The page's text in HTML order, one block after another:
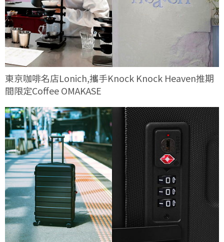
東京咖啡名店Lonich,攜手Knock Knock Heaven推期
間限定Coffee OMAKASE